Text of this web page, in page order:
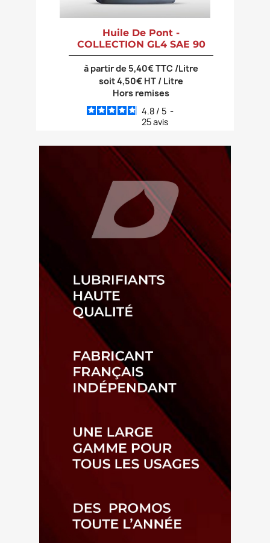
Huile De Pont -
COLLECTION GL4 SAE 90
à partir de 5,40€ TTC /Litre
soit 4,50€ HT / Litre
Hors remises
4.8 / 5 -
25avis